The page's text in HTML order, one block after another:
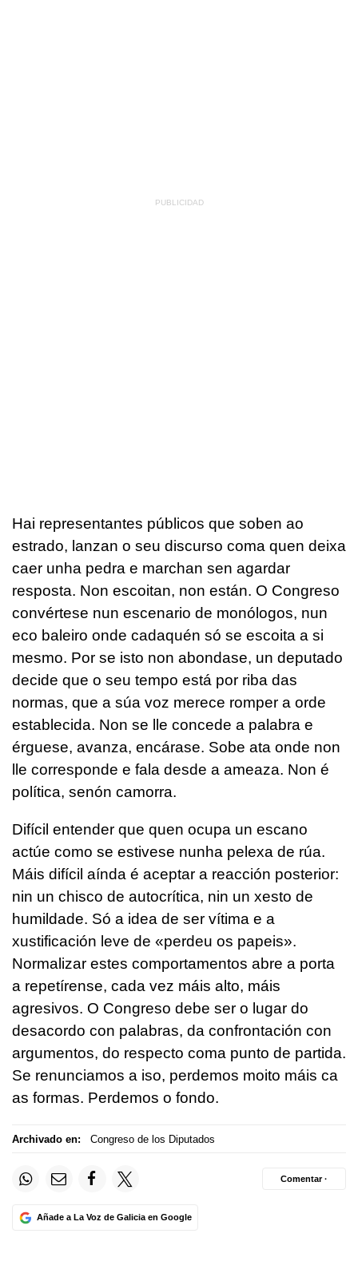
Hai representantes públicos que soben ao
estrado, lanzan o seu discurso coma quen deixa
caer unha pedra e marchan sen agardar
resposta. Non escoitan, non están. O Congreso
convértese nun escenario de monólogos, nun
eco baleiro onde cadaquén só se escoita a si
mesmo. Por se isto non abondase, un deputado
decide que o seu tempo está por riba das
normas, que a súa voz merece romper a orde
establecida. Non se lle concede a palabra e
érguese, avanza, encárase. Sobe ata onde non
lle corresponde e fala desde a ameaza. Non é
política, senón camorra.
Difícil entender que quen ocupa un escano
actúe como se estivese nunha pelexa de rúa.
Máis difícil aínda é aceptar a reacción posterior:
nin un chisco de autocrítica, nin un xesto de
humildade. Só a idea de ser vítima e a
xustificación leve de «perdeu os papeis».
Normalizar estes comportamentos abre a porta
a repetírense, cada vez máis alto, máis
agresivos. O Congreso debe ser o lugar do
desacordo con palabras, da confrontación con
argumentos, do respecto coma punto de partida.
Se renunciamos a iso, perdemos moito máis ca
as formas. Perdemos o fondo.
Archivado en: Congreso de los Diputados
Añade a La Voz de Galicia en Google
Comentar ·